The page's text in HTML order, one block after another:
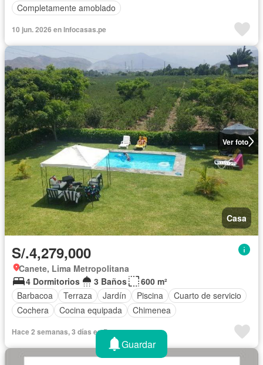
Completamente amoblado
10 jun. 2026 en Infocasas.pe
Ver foto
Casa
S/.4,279,000
Canete, Lima Metropolitana
4 Dormitorios
3 Baños
600 m²
Barbacoa
Terraza Jardín Piscina
Cuarto de servicio
Cochera
Cocina equipada Chimenea
Hace 2 semanas, 3 días en Doomos
Guardar